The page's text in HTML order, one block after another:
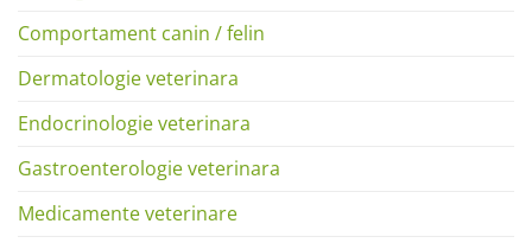
Comportament canin / felin
Dermatologie veterinara
Endocrinologie veterinara
Gastroenterologie veterinara
Medicamente veterinare